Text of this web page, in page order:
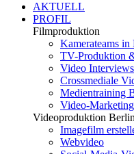
AKTUELL
PROFIL
Filmproduktion
Kamerateams in
TV-Produktion
Video
Crossmediale
Medientraining
Video-Marketing
Videoproduktion Berlin
Imagefilm
Webvideo